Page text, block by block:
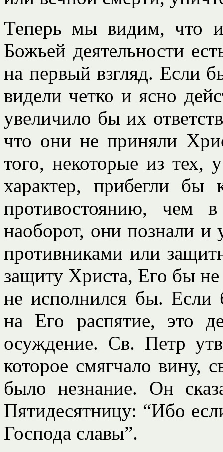
Теперь мы видим, что
Божьей деятельности
на первый взгляд. Если
видели четко и ясно
увеличило бы их
что они не приняли
того, некоторые из тех,
характер, прибегли бы
противостоянию, чем
наоборот, они познали и
противниками или
защиту Христа, Его бы
не исполнился бы. Если
на Его распятие, это
осуждение. Св. Петр
которое смягчало вину,
было незнание. Он
Пятидесятницу: “Ибо
Господа славы”.